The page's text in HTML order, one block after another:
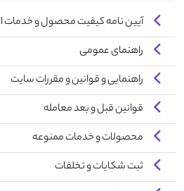
آیین نامه کیفیت محصول و خدمات
راهنمای عمومی
راهنمایی و قوانین و مقررات سایت
قوانین قبل و بعد معامله
محصولات و خدمات ممنوعه
ثبت شکایات و تخلفات